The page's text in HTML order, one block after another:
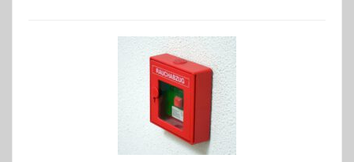
bewusst
herzlich
gestalten